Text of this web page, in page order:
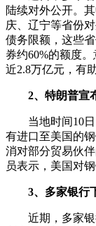
陆续对外公开。
庆、辽宁等省份
债务限额，这些
券约60%的额度
近2.8万亿元，有
2、特朗普宣
当地时间10
有进口至美国的
消对部分贸易伙
员表示，美国对
3、多家银行
近期，多家